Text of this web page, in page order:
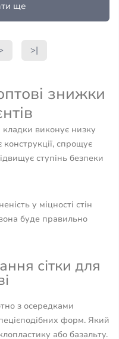
ще
>|
знижки
кладки виконує низку
спрощує
ступінь безпеки
у міцності стін
буде правильно
сітки для
з осередками
форм. Який
або базальту.